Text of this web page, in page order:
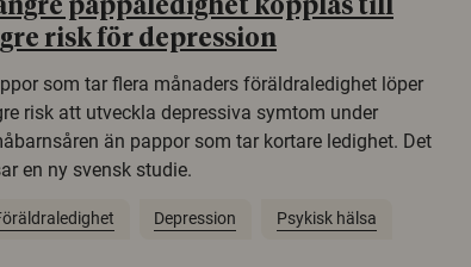
pappaledighet kopplas till
risk för depression
som tar flera månaders föräldraledighet löper
risk att utveckla depressiva symtom under
än pappor som tar kortare ledighet. Det
en ny svensk studie.
Depression Psykisk hälsa